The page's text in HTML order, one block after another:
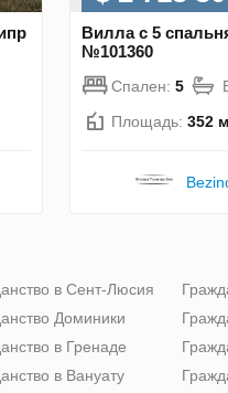
Вилла с 5
№101360
Спален: 5
Площадь: 352
в Сент-Люсия
Доминики
в Гренаде
в Вануату